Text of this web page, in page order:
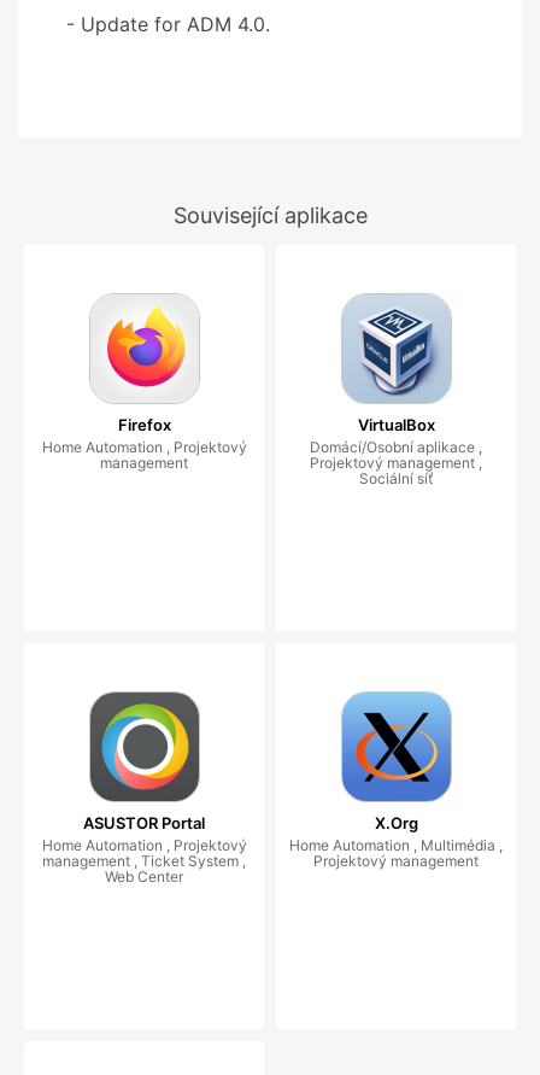
- Update for ADM 4.0.
Související aplikace
Firefox
Home Automation , Projektový
management
VirtualBox
Domácí/Osobní aplikace ,
Projektový management ,
Sociální síť
ASUSTOR Portal
Home Automation , Projektový
management , Ticket System ,
Web Center
X.Org
Home Automation , Multimédia ,
Projektový management